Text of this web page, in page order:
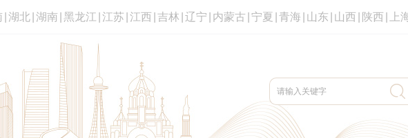
湖北 湖南 黑龙江 江苏 江西 吉林 辽宁 内蒙古 宁夏 青海 山东 山西 陕西 上